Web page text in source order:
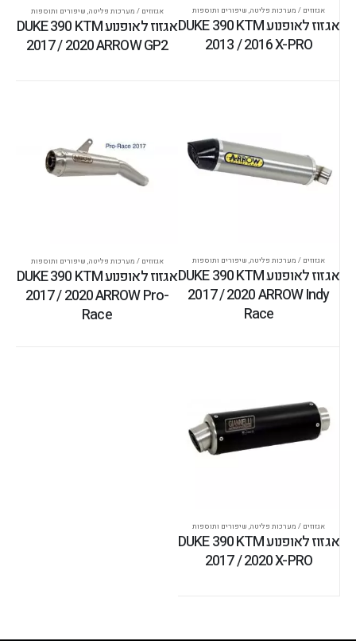
אגזוזים / מערכות פליטה, שיפורים ותוספות
אגזוז לאופנוע DUKE 390 KTM
2013 / 2016 X-PRO
אגזוזים / מערכות פליטה, שיפורים ותוספות
אגזוז לאופנוע DUKE 390 KTM
2017 / 2020 ARROW GP2
אגזוזים / מערכות פליטה, שיפורים ותוספות
אגזוז לאופנוע DUKE 390 KTM
2017 / 2020 ARROW Indy
Race
אגזוזים / מערכות פליטה, שיפורים ותוספות
אגזוז לאופנוע DUKE 390 KTM
2017 / 2020 ARROW Pro-
Race
אגזוזים / מערכות פליטה, שיפורים ותוספות
אגזוז לאופנוע DUKE 390 KTM
2017 / 2020 X-PRO